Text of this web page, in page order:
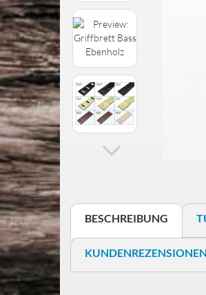
BESCHREIBUNG
KUNDENREZENSIONEN